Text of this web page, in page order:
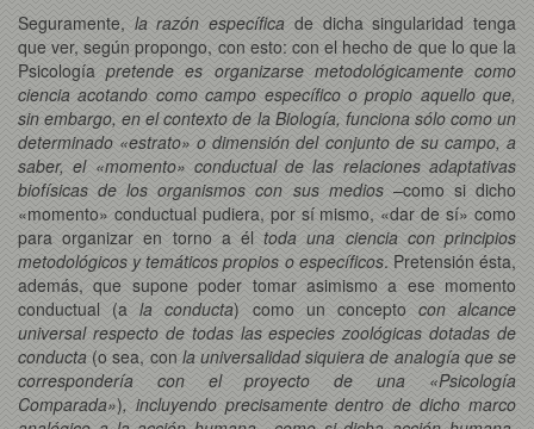
Seguramente, la razón específica de dicha singularidad tenga
que ver, según propongo, con esto: con el hecho de que lo que la
Psicologíapretende es organizarse metodológicamente como
ciencia acotando como campo específico o propio aquello que,
sin embargo, en el contexto de la Biología, funciona sólo como un
determinado «estrato» o dimensión del conjunto de su campo, a
saber, el «momento» conductual de las relaciones adaptativas
biofísicas de los organismos con sus medios –como si dicho
«momento» conductual pudiera, por sí mismo, «dar de sí» como
para organizar en torno a éltoda una ciencia con principios
metodológicos y temáticos propios o específicos. Pretensión ésta,
además, que supone poder tomar asimismo a ese momento
conductual (ala conducta) como un concepto con alcance
universal respecto de todas las especies zoológicas dotadas de
conducta (o sea, con la universalidad siquiera de analogía que se
correspondería con el proyecto de una «Psicología
Comparada»), incluyendo precisamente dentro de dicho marco